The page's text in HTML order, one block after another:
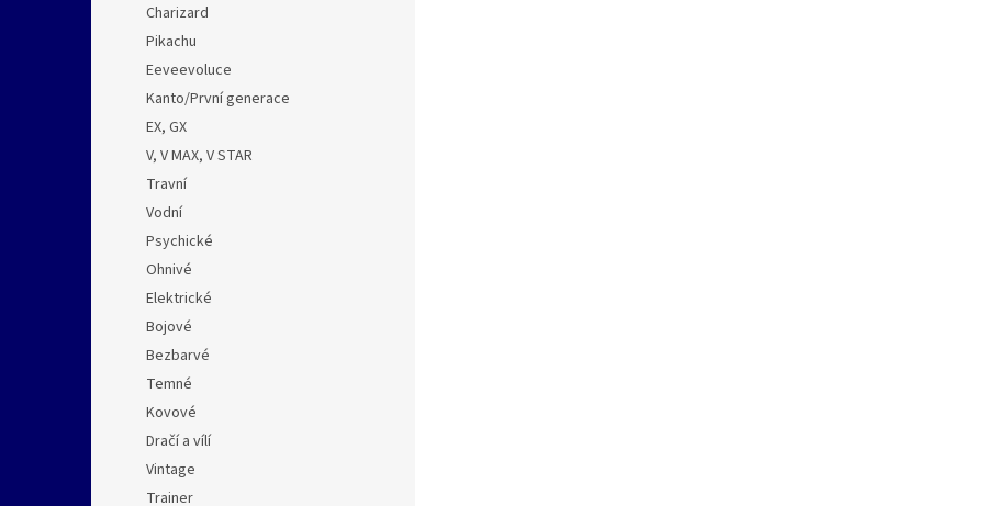
Charizard
Pikachu
Eeveevoluce
Kanto/První generace
EX, GX
V, V MAX, V STAR
Travní
Vodní
Psychické
Ohnivé
Elektrické
Bojové
Bezbarvé
Temné
Kovové
Dračí a vílí
Vintage
Trainer